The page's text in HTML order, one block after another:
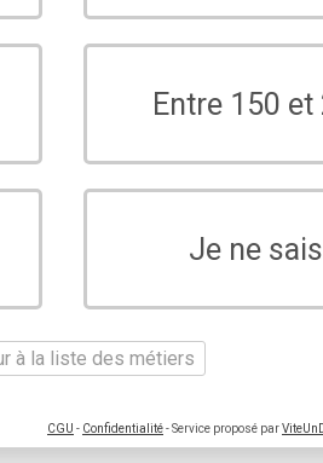
Entre 150
Je ne
à la liste des métiers
CGU - Confidentialité- Service proposé par